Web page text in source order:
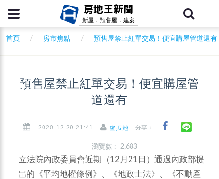
房地王新聞
新屋．預售屋．建案
首頁 房市焦點 預售屋禁止紅單交易！便宜購屋管道還有
預售屋禁止紅單交易！便宜購屋管
道還有
2020-12-29 21:41 盧振池 分享：
瀏覽數 : 2,683
立法院內政委員會近期（12月21日）通過內政部提
岀的《平均地權條例》、《地政士法》、《不動產